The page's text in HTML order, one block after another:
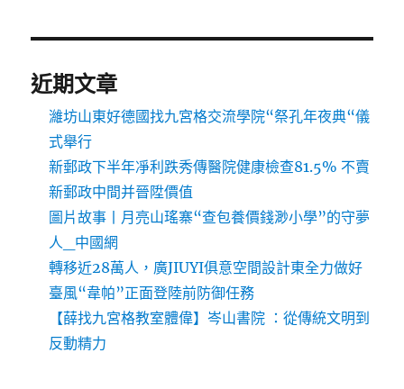
近期文章
濰坊山東好德國找九宮格交流學院“祭孔年夜典“儀
式舉行
新郵政下半年凈利跌秀傳醫院健康檢查81.5% 不賣
新郵政中間并晉陞價值
圖片故事丨月亮山瑤寨“查包養價錢渺小學”的守夢
人_中國網
轉移近28萬人，廣JIUYI俱意空間設計東全力做好
臺風“韋帕”正面登陸前防御任務
【薛找九宮格教室體偉】岑山書院 ：從傳統文明到
反動精力